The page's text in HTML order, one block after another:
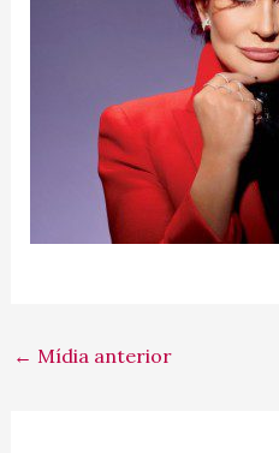
← Mídia anterior